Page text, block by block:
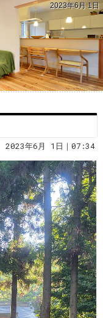
2023年6月 1日
2023年6月 1日｜07:34